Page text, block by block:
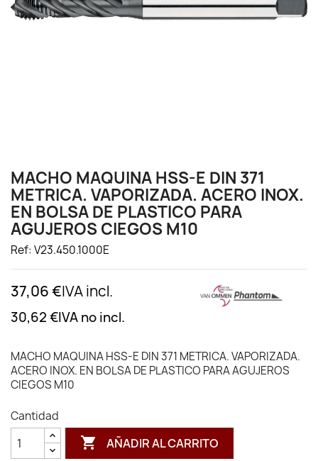
MACHO MAQUINA HSS-E DIN 371
METRICA. VAPORIZADA. ACERO INOX.
EN BOLSA DE PLASTICO PARA
AGUJEROS CIEGOS M10
Ref: V23.450.1000E
37,06 €IVA incl.
30,62 €IVA no incl.
MACHO MAQUINA HSS-E DIN 371 METRICA. VAPORIZADA.
ACERO INOX. EN BOLSA DE PLASTICO PARA AGUJEROS
CIEGOS M10
Cantidad
 AÑADIR AL CARRITO